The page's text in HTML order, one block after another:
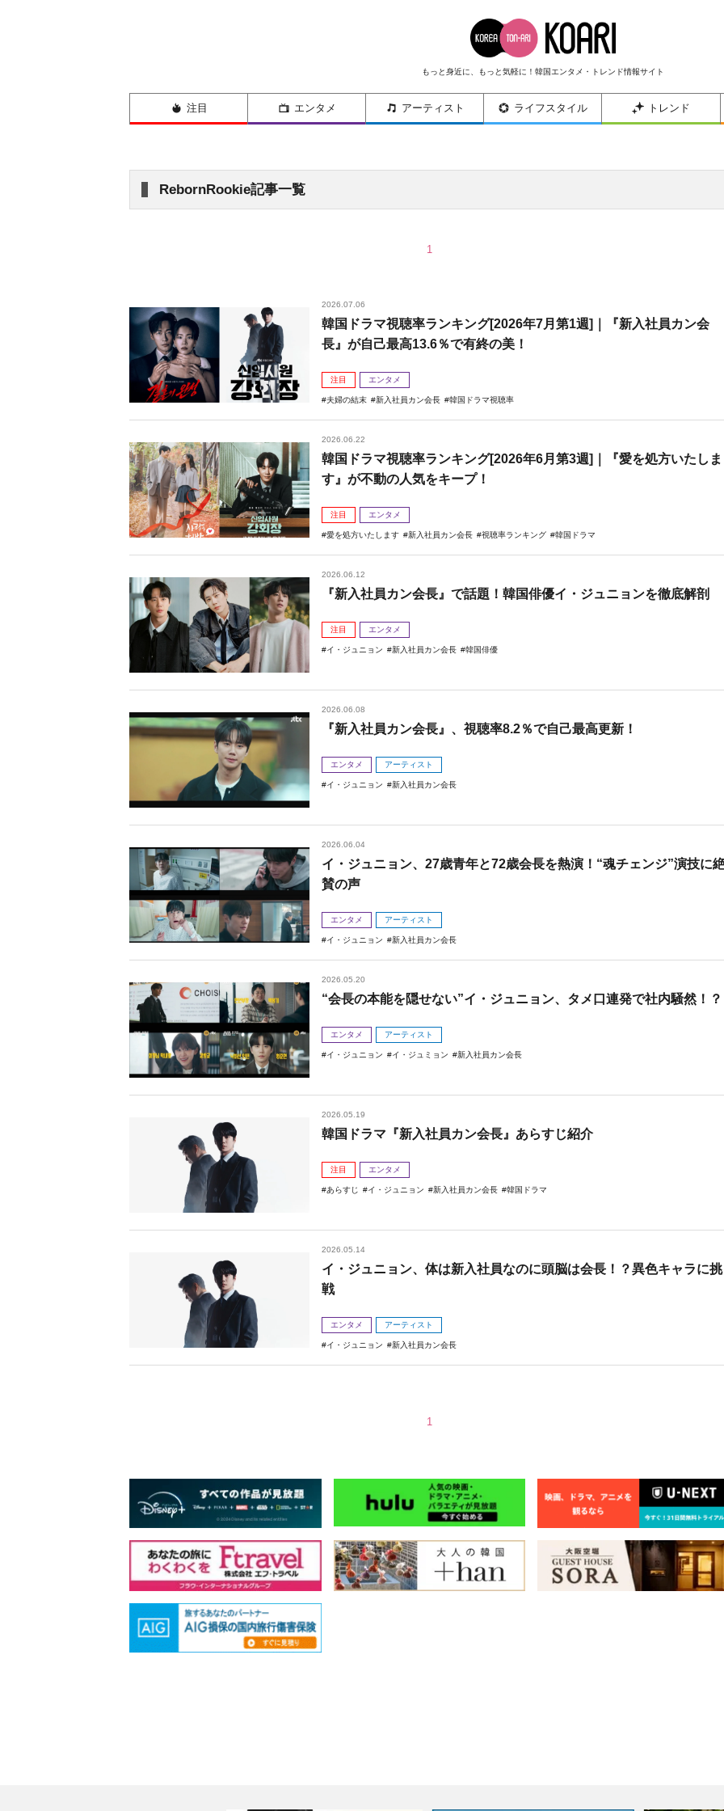
もっと身近に、もっと気軽に！韓国エンタメ・トレンド情報サイト
注目 エンタメ アーティスト ライフスタイル トレンド
RebornRookie記事一覧
1
2026.07.06
韓国ドラマ視聴率ランキング[2026年7月第1週]｜『新入社員カン会
長』が自己最高13.6％で有終の美！
注目 エンタメ
夫婦の結末 新入社員カン会長 韓国ドラマ視聴率
2026.06.22
韓国ドラマ視聴率ランキング[2026年6月第3週]｜『愛を処方いたしま
す』が不動の人気をキープ！
注目 エンタメ
愛を処方いたします 新入社員カン会長 視聴率ランキング 韓国ドラマ
2026.06.12
『新入社員カン会長』で話題！韓国俳優イ・ジュニョンを徹底解剖
注目 エンタメ
イ・ジュニョン 新入社員カン会長 韓国俳優
2026.06.08
『新入社員カン会長』、視聴率8.2％で自己最高更新！
エンタメ アーティスト
イ・ジュニョン 新入社員カン会長
2026.06.04
イ・ジュニョン、27歳青年と72歳会長を熱演！“魂チェンジ”演技に
賛の声
エンタメ アーティスト
イ・ジュニョン 新入社員カン会長
2026.05.20
“会長の本能を隠せない”イ・ジュニョン、タメ口連発で社内騒然！？
エンタメ アーティスト
イ・ジュニョン イ・ジュミョン 新入社員カン会長
2026.05.19
韓国ドラマ『新入社員カン会長』あらすじ紹介
注目 エンタメ
あらすじ イ・ジュニョン 新入社員カン会長 韓国ドラマ
2026.05.14
イ・ジュニョン、体は新入社員なのに頭脳は会長！？異色キャラに挑
戦
エンタメ アーティスト
イ・ジュニョン 新入社員カン会長
1